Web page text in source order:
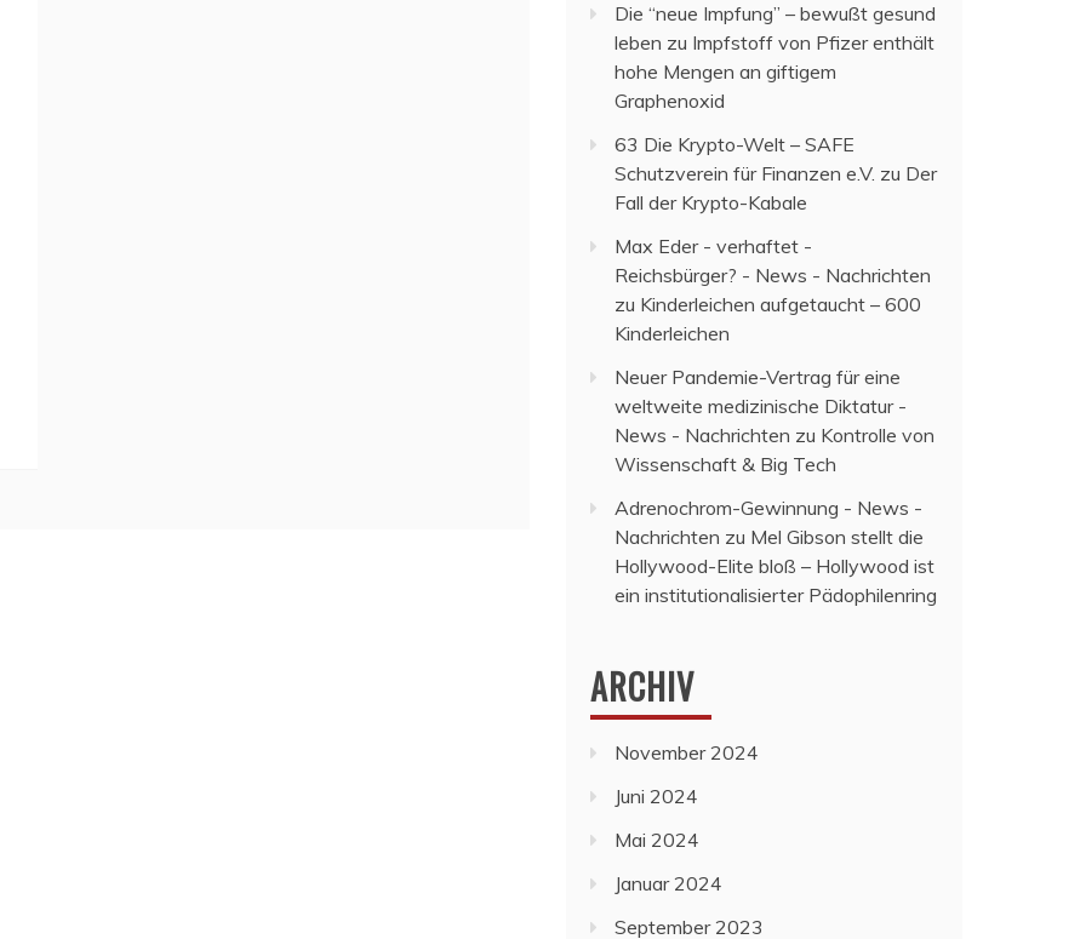
Die “neue Impfung” – bewußt gesund
leben zu Impfstoff von Pfizer enthält
hohe Mengen an giftigem
Graphenoxid
63 Die Krypto-Welt – SAFE
Schutzverein für Finanzen e.V. zu Der
Fall der Krypto-Kabale
Max Eder - verhaftet -
Reichsbürger? - News - Nachrichten
zu Kinderleichen aufgetaucht – 600
Kinderleichen
Neuer Pandemie-Vertrag für eine
weltweite medizinische Diktatur -
News - Nachrichten zu Kontrolle von
Wissenschaft & Big Tech
Adrenochrom-Gewinnung - News -
Nachrichten zu Mel Gibson stellt die
Hollywood-Elite bloß – Hollywood ist
ein institutionalisierter Pädophilenring
ARCHIV
November 2024
Juni 2024
Mai 2024
Januar 2024
September 2023